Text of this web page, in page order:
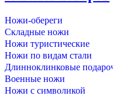
Ножи-обереги
Складные ножи
Ножи туристические
Ножи по видам стали
Длинноклинковые
Военные ножи
Ножи с символикой